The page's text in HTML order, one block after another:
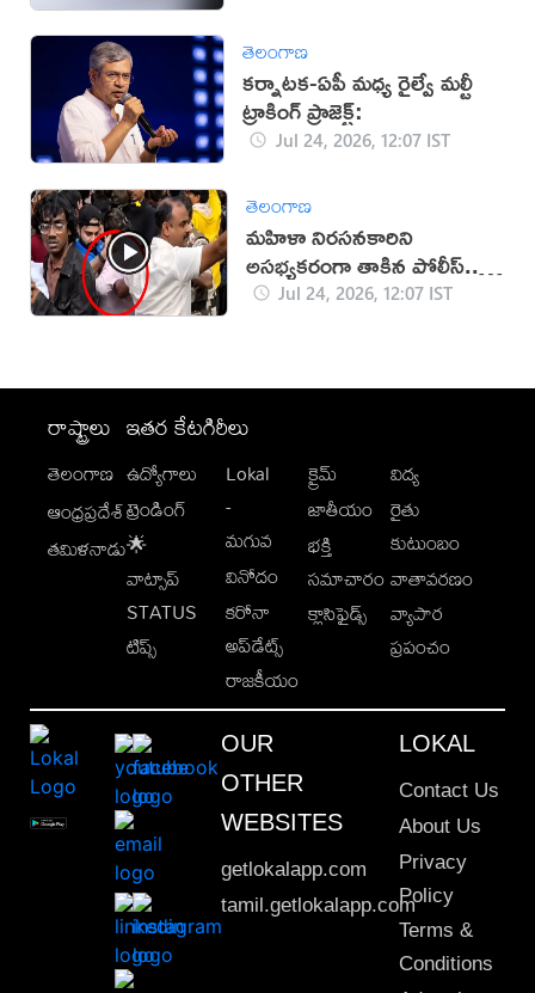
తెలంగాణ
కర్నాటక-ఏపీ మధ్య రైల్వే మల్టీ
ట్రాకింగ్ ప్రాజెక్ట్:
Jul 24, 2026, 12:07 IST
తెలంగాణ
మహిళా నిరసనకారిని
అసభ్యకరంగా తాకిన పోలీస్‌..
వీడియో వైరల్‌
Jul 24, 2026, 12:07 IST
రాష్ట్రాలు
తెలంగాణ
ఆంధ్రప్రదేశ్
తమిళనాడు
ఇతర కేటగిరీలు
ఉద్యోగాలు
ట్రెండింగ్
🌟
వాట్సాప్
STATUS
టిప్స్
Lokal
-
మగువ
వినోదం
కరోనా
అప్‌డేట్స్
రాజకీయం
క్రైమ్
జాతీయం
భక్తి
సమాచారం
క్లాసిఫైడ్స్
విద్య
రైతు
కుటుంబం
వాతావరణం
వ్యాపార
ప్రపంచం
OUR
OTHER
WEBSITES
getlokalapp.com
tamil.getlokalapp.com
LOKAL
Contact Us
About Us
Privacy
Policy
Terms &
Conditions